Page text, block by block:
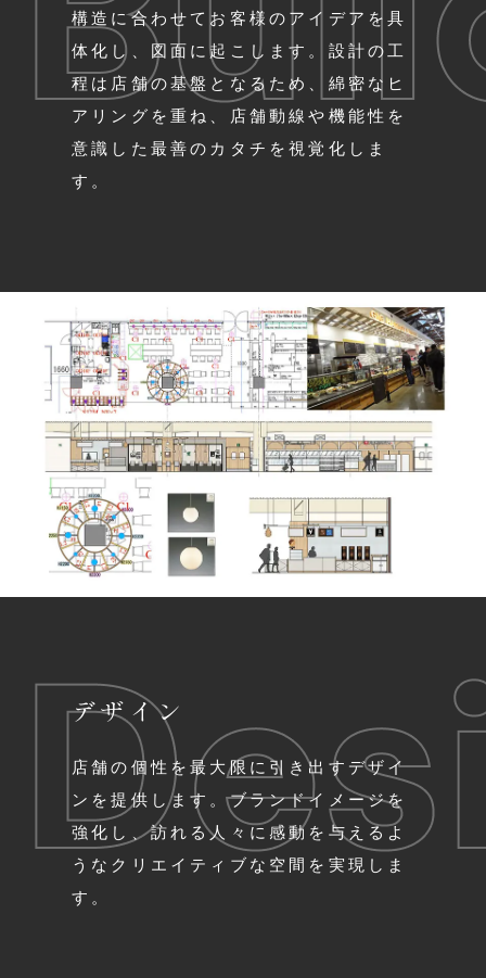
構造に合わせてお客様のアイデアを具
体化し、図面に起こします。設計の工
程は店舗の基盤となるため、綿密なヒ
アリングを重ね、店舗動線や機能性を
意識した最善のカタチを視覚化しま
す。
デザイン
店舗の個性を最大限に引き出すデザイ
ンを提供します。ブランドイメージを
強化し、訪れる人々に感動を与えるよ
うなクリエイティブな空間を実現しま
す。